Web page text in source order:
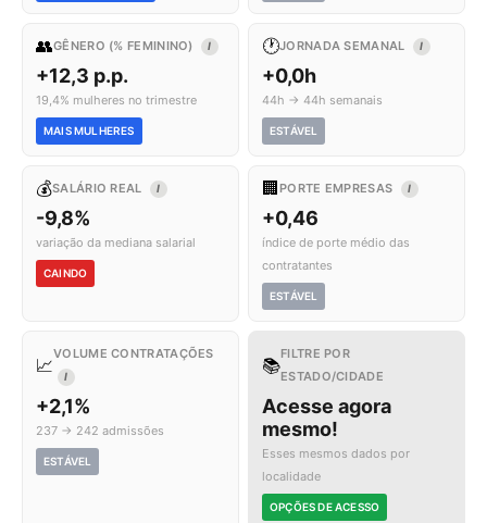
👥GÊNERO (% FEMININO) I
+12,3 p.p.
19,4% mulheres no trimestre
MAIS MULHERES
🕐JORNADA SEMANAL I
+0,0h
44h → 44h semanais
ESTÁVEL
💰SALÁRIO REAL I
-9,8%
variação da mediana salarial
CAINDO
🏢 PORTE EMPRESAS I
+0,46
índice de porte médio das
contratantes
ESTÁVEL
📈
VOLUME CONTRATAÇÕES
I
+2,1%
237 → 242 admissões
ESTÁVEL
📚
FILTRE POR
ESTADO/CIDADE
Acesse agora
mesmo!
Esses mesmos dados por
localidade
OPÇÕES DE ACESSO